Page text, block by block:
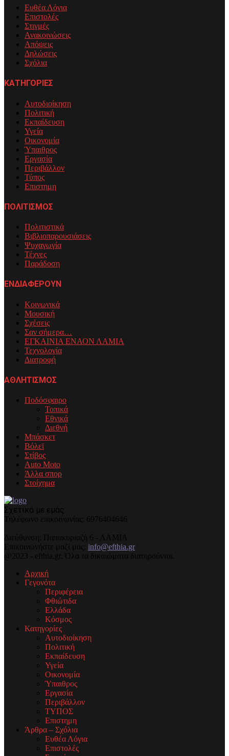
Ευθέα Λόγια
Επιστολές
Στιγμές
Ανακοινώσεις
Απόψεις
Δηλώσεις
Σχόλια
ΚΑΤΗΓΟΡΙΕΣ
Αυτοδιοίκηση
Πολιτική
Εκπαίδευση
Υγεία
Οικονομία
Ύπαιθρος
Εργασία
Περιβάλλον
Τύπος
Επιστημη
ΠΟΛΙΤΙΣΜΟΣ
Πολιτιστικά
Βιβλιοπαρουσιάσεις
Ψυχαγωγία
Τέχνες
Παράδοση
ΕΝΔΙΑΦΕΡΟΥΝ
Κοινωνικά
Μουσική
Σχέσεις
Σαν σήμερα…
ΕΓΚΑΙΝΙΑ ΕΝΑΟΝ ΛΑΜΙΑ
Τεχνολογία
Διατροφή
ΑΘΛΗΤΙΣΜΟΣ
Ποδόσφαιρο
Τοπικά
Εθνικά
Διεθνή
Μπάσκετ
Βόλεϊ
Στίβος
Auto Moto
Άλλα σπορ
Στοίχημα
Σχετικά με εμάς
Τηλέφωνo επικοινωνίας: 6976404646
Διεύθυνση: Παπακυριαζή 6 - ΛΑΜΙΑ
Επικοινωνήστε μαζί μας: info@efthia.gr
@2023 - efthia.gr. Όλα τα δικαιώματα διατηρούνται.
Αρχική
Γεγονότα
Περιφέρεια
Φθιώτιδα
Ελλάδα
Κόσμος
Κατηγορίες
Αυτοδιοίκηση
Πολιτική
Εκπαίδευση
Υγεία
Οικονομία
Ύπαιθρος
Εργασία
Περιβάλλον
ΤΥΠΟΣ
Επιστημη
Άρθρα – Σχόλια
Ευθέα Λόγια
Επιστολές